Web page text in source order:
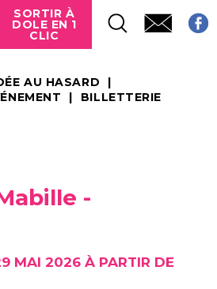
SORTIR À
DOLE EN 1
CLIC
AU HASARD
BILLETTERIE
-
MAI 2026 À PARTIR DE